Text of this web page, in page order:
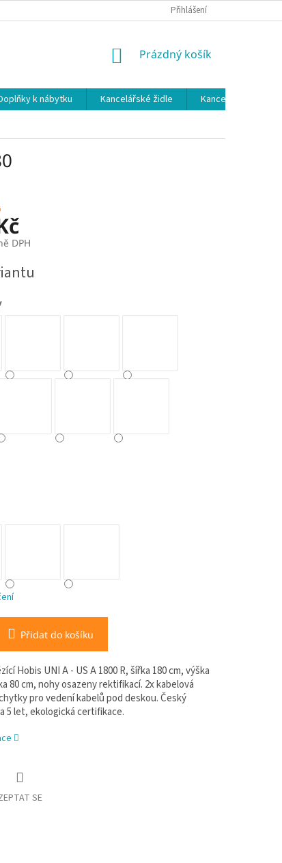
Přihlášení
NÁKUPNÍ
Prázdný košík
k nábytku Kancelářské židle
Kancelářské
DPH
Přidat do košíku
Hobis UNI A - US A 1800 R, šířka 180 cm, výška
80 cm, nohy osazeny rektifikací. 2x kabelová
pro vedení kabelů pod deskou. Český
5 let, ekologická certifikace.
SE